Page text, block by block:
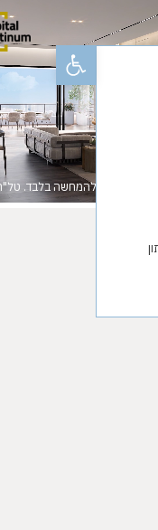
Open toolbar
בלבד. טל"ח.